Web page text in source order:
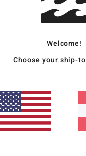
5.0
auf3 verifizierten
100% unserer Kunden
Welcome!
Choose your ship-